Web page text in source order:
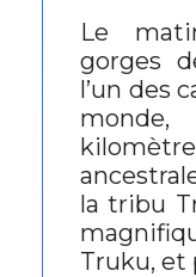
Le
gorges
l’un des
la tribu
Truku, et